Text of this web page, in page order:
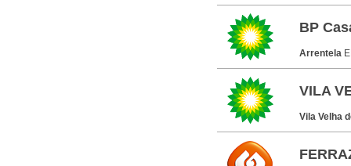
BP
Arrentela
VILA
Vila Velha